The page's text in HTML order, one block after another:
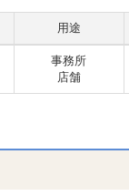
用途
事務所
店舗